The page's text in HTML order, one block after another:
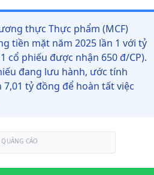
thực Thực phẩm (MCF)
tiền mặt năm 2025 lần 1 với tỷ
cổ phiếu được nhận 650 đ/CP).
đang lưu hành, ước tính
tỷ đồng để hoàn tất việc
QUẢNG CÁO